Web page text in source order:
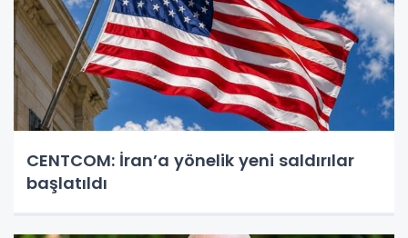
CENTCOM: İran’a yönelik yeni saldırılar
başlatıldı